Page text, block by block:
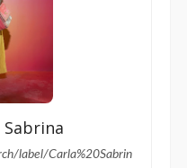
label/Carla%20Sabrin